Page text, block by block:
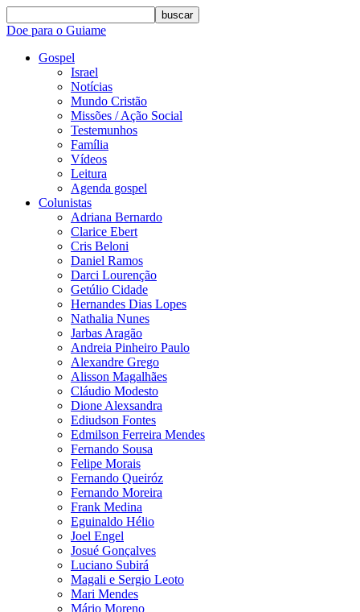
buscar
Doe para o Guiame
Gospel
Israel
Notícias
Mundo Cristão
Missões / Ação Social
Testemunhos
Família
Vídeos
Leitura
Agenda gospel
Colunistas
Adriana Bernardo
Clarice Ebert
Cris Beloni
Daniel Ramos
Darci Lourenção
Getúlio Cidade
Hernandes Dias Lopes
Nathalia Nunes
Jarbas Aragão
Andreia Pinheiro Paulo
Alexandre Grego
Alisson Magalhães
Cláudio Modesto
Dione Alexsandra
Ediudson Fontes
Edmilson Ferreira Mendes
Fernando Sousa
Felipe Morais
Fernando Queiróz
Fernando Moreira
Frank Medina
Eguinaldo Hélio
Joel Engel
Josué Gonçalves
Luciano Subirá
Magali e Sergio Leoto
Mari Mendes
Mário Moreno